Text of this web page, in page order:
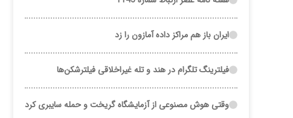
ایران باز هم مراکز داده آمازون را زد
فیلترینگ تلگرام در هند و تله غیراخلاقی فیلترشکن‌ها
وقتی هوش مصنوعی از آزمایشگاه گریخت و حمله سایبری کرد